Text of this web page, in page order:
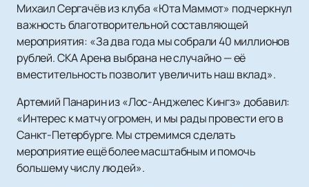
Михаил Сергачёв из клуба «Юта Маммот» подчеркнул
важность благотворительной составляющей
мероприятия: «За два года мы собрали 40 миллионов
рублей. СКА Арена выбрана не случайно — её
вместительность позволит увеличить наш вклад».
Артемий Панарин из «Лос-Анджелес Кингз» добавил:
«Интерес к матчу огромен, и мы рады провести его в
Санкт-Петербурге. Мы стремимся сделать
мероприятие ещё более масштабным и помочь
большему числу людей».